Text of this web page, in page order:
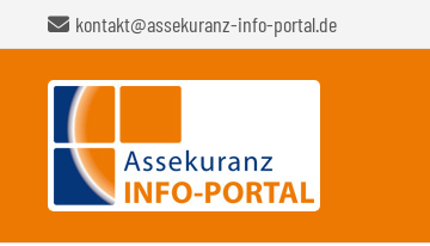
kontakt@assekuranz-info-portal.de
Mail-
Adresse
Pflichtfeld